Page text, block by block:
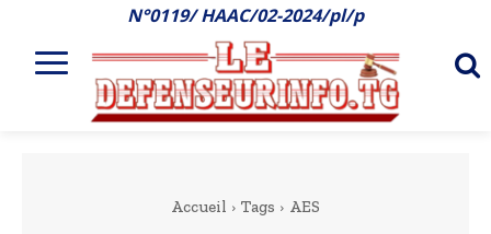
N°0119/ HAAC/02-2024/pl/p
Accueil Tags AES